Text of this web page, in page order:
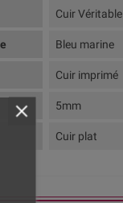
Cuir Véritable
Bleu marine
Cuir imprimé
5mm
Cuir plat